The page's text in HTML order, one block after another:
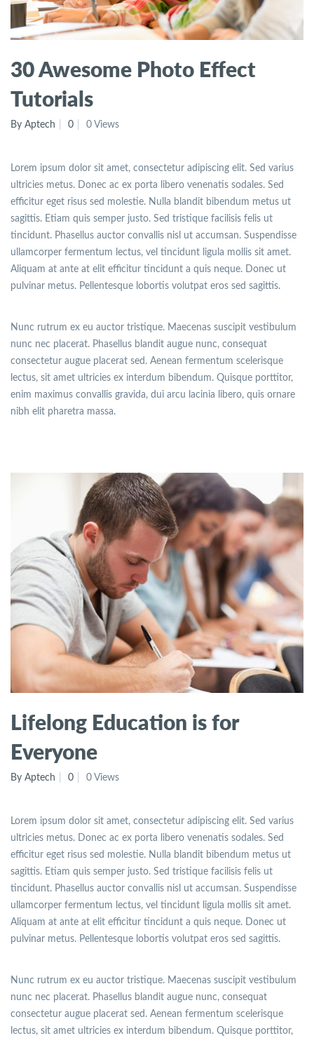
30 Awesome Photo Effect
Tutorials
By Aptech 0 0 Views
Lorem ipsum dolor sit amet, consectetur adipiscing elit. Sed varius
ultricies metus. Donec ac ex porta libero venenatis sodales. Sed
efficitur eget risus sed molestie. Nulla blandit bibendum metus ut
sagittis. Etiam quis semper justo. Sed tristique facilisis felis ut
tincidunt. Phasellus auctor convallis nisl ut accumsan. Suspendisse
ullamcorper fermentum lectus, vel tincidunt ligula mollis sit amet.
Aliquam at ante at elit efficitur tincidunt a quis neque. Donec ut
pulvinar metus. Pellentesque lobortis volutpat eros sed sagittis.
Nunc rutrum ex eu auctor tristique. Maecenas suscipit vestibulum
nunc nec placerat. Phasellus blandit augue nunc, consequat
consectetur augue placerat sed. Aenean fermentum scelerisque
lectus, sit amet ultricies ex interdum bibendum. Quisque porttitor,
enim maximus convallis gravida, dui arcu lacinia libero, quis ornare
nibh elit pharetra massa.
Lifelong Education is for
Everyone
By Aptech 0 0 Views
Lorem ipsum dolor sit amet, consectetur adipiscing elit. Sed varius
ultricies metus. Donec ac ex porta libero venenatis sodales. Sed
efficitur eget risus sed molestie. Nulla blandit bibendum metus ut
sagittis. Etiam quis semper justo. Sed tristique facilisis felis ut
tincidunt. Phasellus auctor convallis nisl ut accumsan. Suspendisse
ullamcorper fermentum lectus, vel tincidunt ligula mollis sit amet.
Aliquam at ante at elit efficitur tincidunt a quis neque. Donec ut
pulvinar metus. Pellentesque lobortis volutpat eros sed sagittis.
Nunc rutrum ex eu auctor tristique. Maecenas suscipit vestibulum
nunc nec placerat. Phasellus blandit augue nunc, consequat
consectetur augue placerat sed. Aenean fermentum scelerisque
lectus, sit amet ultricies ex interdum bibendum. Quisque porttitor,